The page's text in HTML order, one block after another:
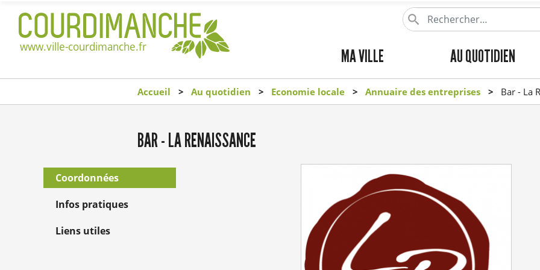
Aller
au
PRINCIPAL
MA VILLE AU QUOTIDIEN
Accueil Au quotidien Economie locale Annuaire des entreprises Bar - La
BAR - LA RENAISSANCE
Coordonnées
Infos pratiques
Liens utiles